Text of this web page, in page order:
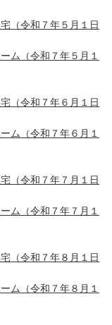
（令和７年５月１日
ム（令和７年５月１
（令和７年６月１日
ム（令和７年６月１
（令和７年７月１日
ム（令和７年７月１
（令和７年８月１日
ム（令和７年８月１